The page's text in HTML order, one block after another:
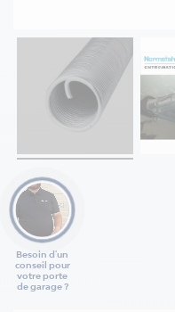
Besoin d'un
conseil pour
votre porte
de garage ?